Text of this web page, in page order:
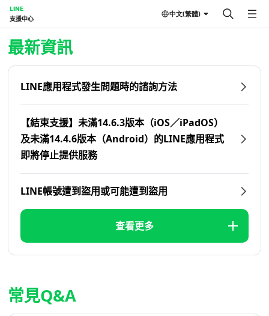
LINE
支援中心
中文(繁體)
首頁 | LINE支援中心
最新資訊
LINE應用程式發生問題時的諮詢方法
【結束支援】未滿14.6.3版本（iOS／iPadOS）
及未滿14.4.6版本（Android）的LINE應用程式
即將停止提供服務
LINE帳號遭到盜用或可能遭到盜用
查看更多
常見Q&A